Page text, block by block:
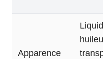
Apparence